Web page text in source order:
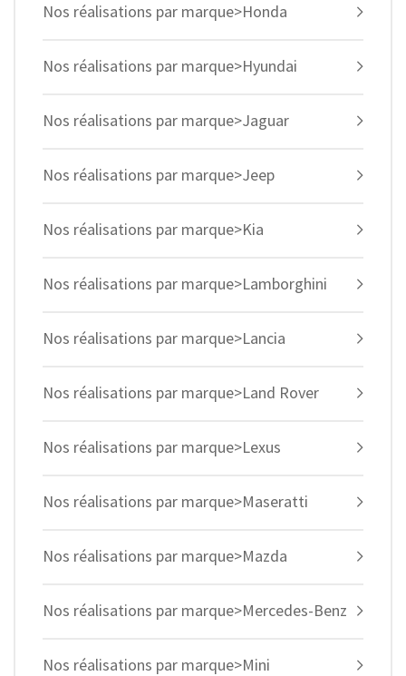
Nos réalisations par marque>Honda
Nos réalisations par marque>Hyundai
Nos réalisations par marque>Jaguar
Nos réalisations par marque>Jeep
Nos réalisations par marque>Kia
Nos réalisations par marque>Lamborghini
Nos réalisations par marque>Lancia
Nos réalisations par marque>Land Rover
Nos réalisations par marque>Lexus
Nos réalisations par marque>Maseratti
Nos réalisations par marque>Mazda
Nos réalisations par marque>Mercedes-Benz
Nos réalisations par marque>Mini